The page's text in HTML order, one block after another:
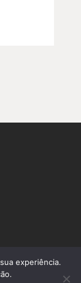
experiência.